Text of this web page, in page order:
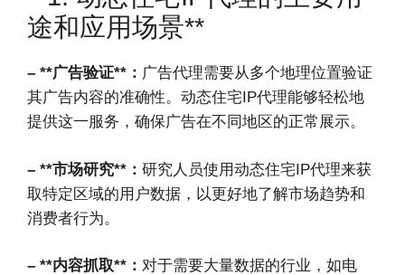
途和应用场景**
– **广告验证**： 广告代理需要从多个地理位置验证
其广告内容的准确性。动态住宅IP代理能够轻松地
提供这一服务，确保广告在不同地区的正常展示。
– **市场研究**： 研究人员使用动态住宅IP代理来获
取特定区域的用户数据，以更好地了解市场趋势和
消费者行为。
– **内容抓取**： 对于需要大量数据的行业，如电